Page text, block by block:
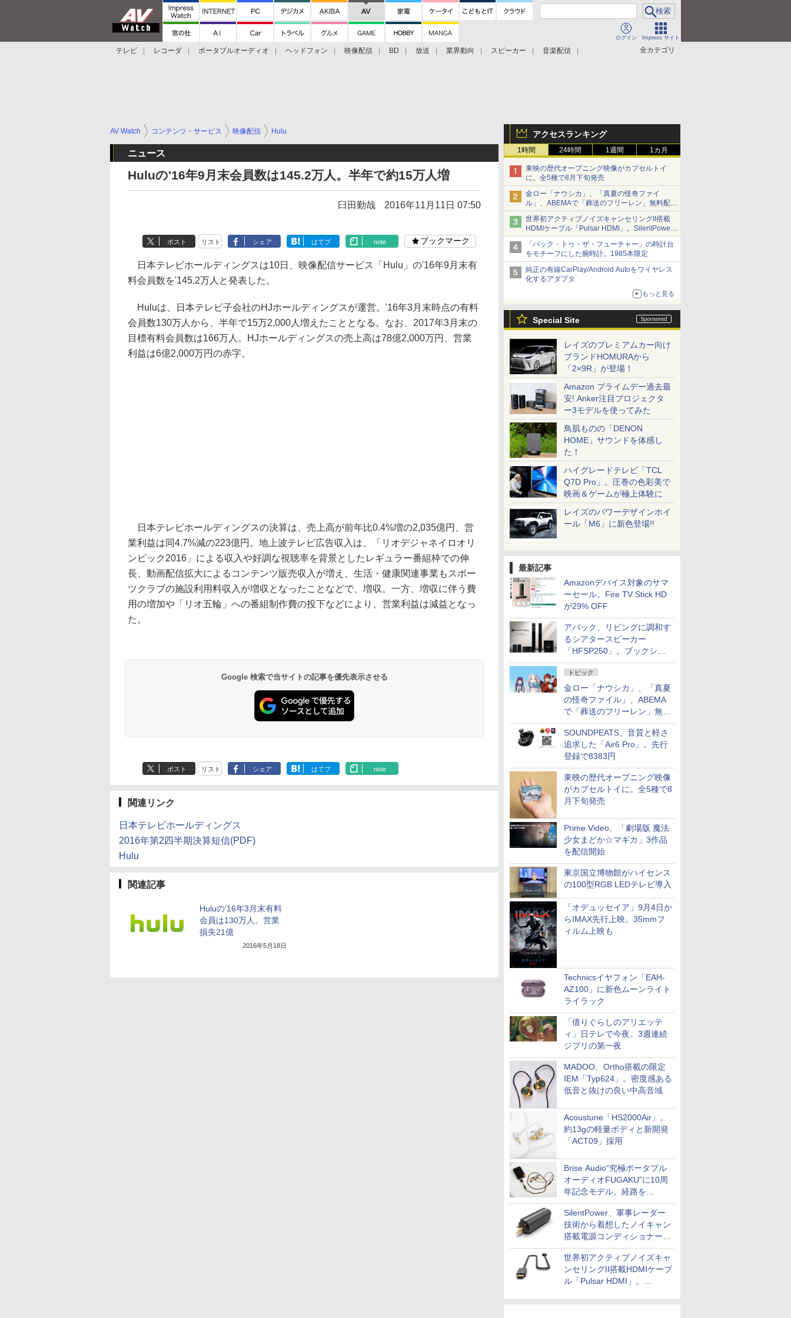
ログイン Impress サイト
全カテゴリ
テレビ レコーダ ポータブルオーディオ ヘッドフォン 映像配信 BD 放送 業界動向 スピーカー
音楽配信
アクセスランキング
1時間 24時間 1週間 1カ月
東映の歴代オープニング映像がカプセルトイ
に。全5種で8月下旬発売
金ロー「ナウシカ」、「真夏の怪奇ファイ
ル」、ABEMAで「葬送のフリーレン」無料配信
など。夏の特番・配信情報
世界初アクティブノイズキャンセリングII搭載
HDMIケーブル「Pulsar HDMI」。SilentPower
から
「バック・トゥ・ザ・フューチャー」の時計台
をモチーフにした腕時計。1985本限定
純正の有線CarPlay/Android Autoをワイヤレス
化するアダプタ
もっと見る
Special Site
レイズのプレミアムカー向け
ブランドHOMURAから
「2×9R」が登場！
Amazon プライムデー過去最
安! Anker注目プロジェクタ
ー3モデルを使ってみた
鳥肌ものの「DENON
HOME」サウンドを体感し
た！
ハイグレードテレビ「TCL
Q7D Pro」。圧巻の色彩美で
映画＆ゲームが極上体験に
レイズのパワーデザインホイ
ール「M6」に新色登場!!
最新記事
Amazonデバイス対象のサマ
ーセール。Fire TV Stick HD
が29% OFF
アバック、リビングに調和す
るシアタースピーカー
「HFSP250」。ブックシェ
ルフはペア3万円以下
トピック
金ロー「ナウシカ」、「真夏
の怪奇ファイル」、ABEMA
で「葬送のフリーレン」無料
配信など。夏の特番・配信情
報
SOUNDPEATS、音質と軽さ
追求した「Air6 Pro」。先行
登録で8383円
東映の歴代オープニング映像
がカプセルトイに。全5種で8
月下旬発売
Prime Video、「劇場版 魔法
少女まどか☆マギカ」3作品
を配信開始
東京国立博物館がハイセンス
の100型RGB LEDテレビ導入
「オデュッセイア」9月4日か
らIMAX先行上映。35mmフ
ィルム上映も
Technicsイヤフォン「EAH-
AZ100」に新色ムーンライト
ライラック
「借りぐらしのアリエッテ
ィ」日テレで今夜。3週連続
ジブリの第一夜
MADOO、Ortho搭載の限定
IEM「Typ624」。密度感ある
低音と抜けの良い中高音域
Acoustune「HS2000Air」。
約13gの軽量ボディと新開発
「ACT09」採用
Brise Audio“究極ポータブル
オーディオFUGAKU”に10周
年記念モデル。経路を
NISHIKIで統一。400万円
SilentPower、軍事レーダー
技術から着想したノイキャン
搭載電源コンディショナー
「AC iPurifier2」
世界初アクティブノイズキャ
ンセリングII搭載HDMIケーブ
ル「Pulsar HDMI」。
AV Watch コンテンツ・サービス 映像配信 Hulu
ニュース
Huluの'16年9月末会員数は145.2万人。半年で約15万人増
臼田勤哉 2016年11月11日 07:50
ポスト リスト シェア はてブ note ブックマーク
日本テレビホールディングスは10日、映像配信サービス「Hulu」の'16年9月末有
料会員数を'145.2万人と発表した。
Huluは、日本テレビ子会社のHJホールディングスが運営。'16年3月末時点の有料
会員数130万人から、半年で15万2,000人増えたこととなる。なお、2017年3月末の
目標有料会員数は166万人。HJホールディングスの売上高は78億2,000万円、営業
利益は6億2,000万円の赤字。
日本テレビホールディングスの決算は、売上高が前年比0.4%増の2,035億円、営
業利益は同4.7%減の223億円。地上波テレビ広告収入は、「リオデジャネイロオリ
ンピック2016」による収入や好調な視聴率を背景としたレギュラー番組枠での伸
長、動画配信拡大によるコンテンツ販売収入が増え、生活・健康関連事業もスポー
ツクラブの施設利用料収入が増収となったことなどで、増収。一方、増収に伴う費
用の増加や「リオ五輪」への番組制作費の投下などにより、営業利益は減益となっ
た。
Google 検索で当サイトの記事を優先表示させる
ポスト リスト シェア はてブ note
関連リンク
日本テレビホールディングス
2016年第2四半期決算短信(PDF)
Hulu
関連記事
Huluの'16年3月末有料
会員は130万人。営業
損失21億
2016年5月18日